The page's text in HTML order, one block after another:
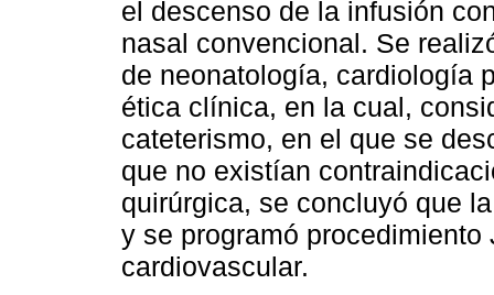
el descenso de la infusión
nasal convencional. Se
de neonatología, cardiología
ética clínica, en la cual,
cateterismo, en el que se
que no existían
quirúrgica, se concluyó que
y se programó
cardiovascular.